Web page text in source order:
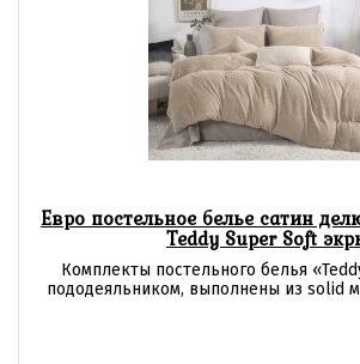
Евро постельное белье сатин
Teddy Super Soft
Комплекты постельного белья
пододеяльником, выполнены из solid